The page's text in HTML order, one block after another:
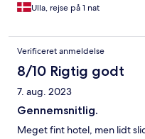
Ulla, rejse på 1 nat
Verificeret anmeldelse
8/10 Rigtig godt
7. aug. 2023
Gennemsnitlig.
Meget fint hotel, men lidt